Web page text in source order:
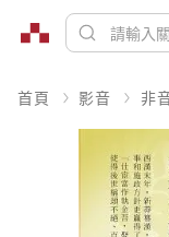
首頁 影音 非